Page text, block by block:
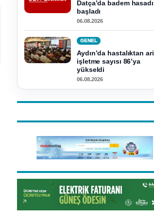
Datça’da badem hasadı
başladı
06.08.2026
GENEL
Aydın’da hastalıktan ari
işletme sayısı 86’ya
yükseldi
06.08.2026